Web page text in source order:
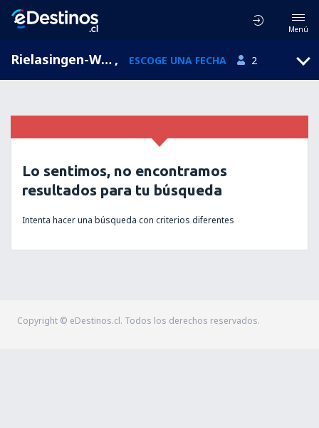
Menú
Rielasingen-Worblingen, Baden-Wurttemberg, Alemania , ESCOGE UNA FECHA 2
Lo sentimos, no encontramos
resultados para tu búsqueda
Intenta hacer una búsqueda con criterios diferentes
Copyright © eDestinos.cl. Todos los derechos reservados.